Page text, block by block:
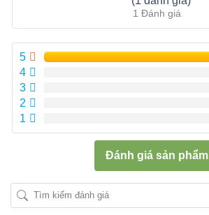
hạng 5.00
sao
1 Đánh giá
5
4
3
2
1
Đánh giá sản phẩm